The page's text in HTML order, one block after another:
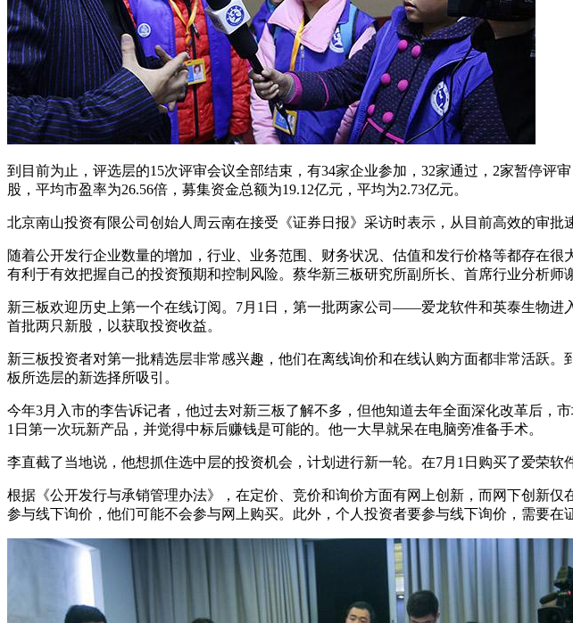
到目前为止，评选层的15次评审会议全部结束，有34家企业参加，32家通过，2家暂停
股，平均市盈率为26.56倍，募集资金总额为19.12亿元，平均为2.73亿元。
北京南山投资有限公司创始人周云南在接受《证券日报》采访时表示，从目前高效的审批
随着公开发行企业数量的增加，行业、业务范围、财务状况、估值和发行价格等都存在
有利于有效把握自己的投资预期和控制风险。蔡华新三板研究所副所长、首席行业分析师
新三板欢迎历史上第一个在线订阅。7月1日，第一批两家公司——爱龙软件和英泰生物
首批两只新股，以获取投资收益。
新三板投资者对第一批精选层非常感兴趣，他们在离线询价和在线认购方面都非常活跃
板所选层的新选择所吸引。
今年3月入市的李告诉记者，他过去对新三板了解不多，但他知道去年全面深化改革后，
1日第一次玩新产品，并觉得中标后赚钱是可能的。他一大早就呆在电脑旁准备手术。
李直截了当地说，他想抓住选中层的投资机会，计划进行新一轮。在7月1日购买了爱荣
根据《公开发行与承销管理办法》，在定价、竞价和询价方面有网上创新，而网下创新
参与线下询价，他们可能不会参与网上购买。此外，个人投资者要参与线下询价，需要在